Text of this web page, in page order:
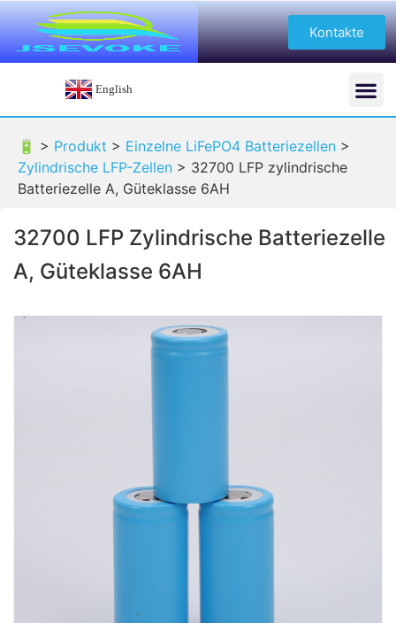
Kontakte
English
🔋 > Produkt > Einzelne LiFePO4 Batteriezellen >
Zylindrische LFP-Zellen > 32700 LFP zylindrische
Batteriezelle A, Güteklasse 6AH
32700 LFP Zylindrische Batteriezelle
A, Güteklasse 6AH